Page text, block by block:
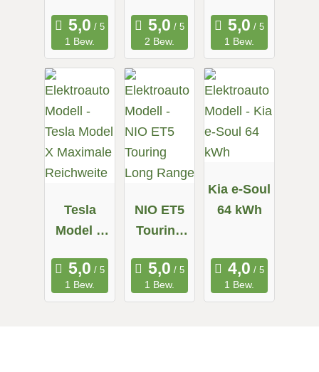
1 Bew.
Allrad
2 Bew. 1 Bew.
Tesla
Model X
Reichweit
e
1 Bew.
NIO ET5
Touring
Range
1 Bew.
Kia e-Soul
64 kWh
1 Bew.